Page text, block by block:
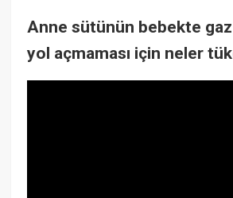
Anne sütünün bebekte
yol açmaması için neler